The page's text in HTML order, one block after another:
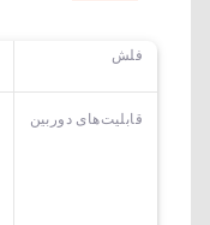
فلش
قابلیت‌های دوربین‌